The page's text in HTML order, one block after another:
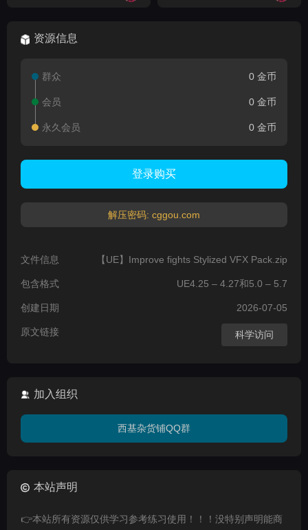
资源信息
群众 0 金币
会员 0 金币
永久会员 0 金币
登录购买
解压密码: cggou.com
文件信息 【UE】Improve fights Stylized VFX Pack.zip
包含格式 UE4.25 – 4.27和5.0 – 5.7
创建日期 2026-07-05
原文链接 科学访问
加入组织
西基杂货铺QQ群
本站声明
👉本站所有资源仅供学习参考练习使用！！！没特别声明能商